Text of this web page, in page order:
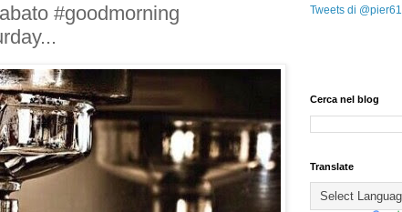
#goodmorning
Tweets di @pier61
Cerca nel blog
Translate